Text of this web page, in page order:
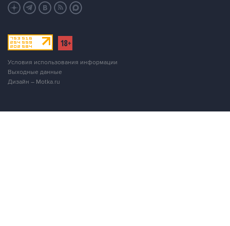
Условия использования информации
Выходные данные
Дизайн – Motka.ru